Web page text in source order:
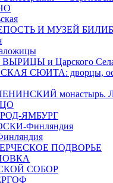
И МУЗЕЙ
и Царского
СЮИТА: дворцы,
ЯМБУРГ
Финляндия
ПОДВОРЬЕ
СОБОР